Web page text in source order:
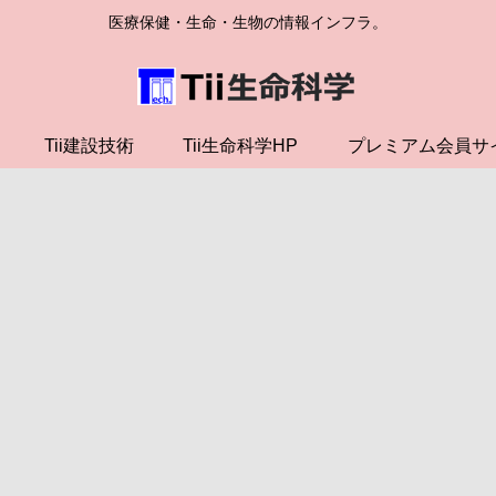
医療保健・生命・生物の情報インフラ。
Tii建設技術 Tii生命科学HP プレミアム会員サ